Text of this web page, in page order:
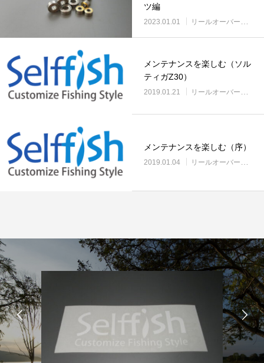
ツ編
2023.01.01 リールオーバーホールに挑戦
メンテナンスを楽しむ（ソル
ティガZ30）
2019.01.21 リールオーバーホールに挑戦
メンテナンスを楽しむ（序）
2019.01.04 リールオーバーホールに挑戦